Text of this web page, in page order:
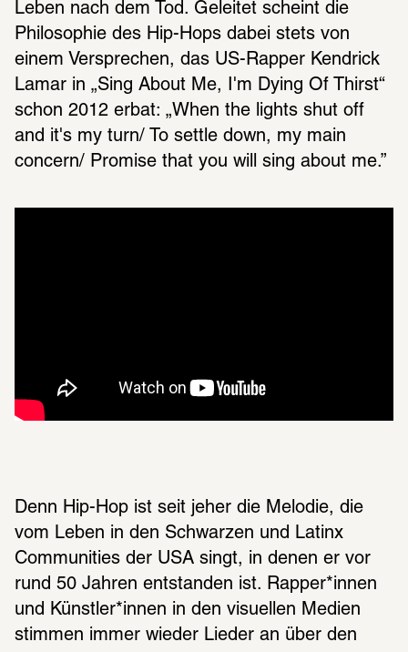
Leben nach dem Tod. Geleitet scheint die
Philosophie des Hip-Hops dabei stets von
einem Versprechen, das US-Rapper Kendrick
Lamar in „Sing About Me, I'm Dying Of Thirst“
schon 2012 erbat: „When the lights shut off
and it's my turn/ To settle down, my main
concern/ Promise that you will sing about me.”
Denn Hip-Hop ist seit jeher die Melodie, die
vom Leben in den Schwarzen und Latinx
Communities der USA singt, in denen er vor
rund 50 Jahren entstanden ist. Rapper*innen
und Künstler*innen in den visuellen Medien
stimmen immer wieder Lieder an über den